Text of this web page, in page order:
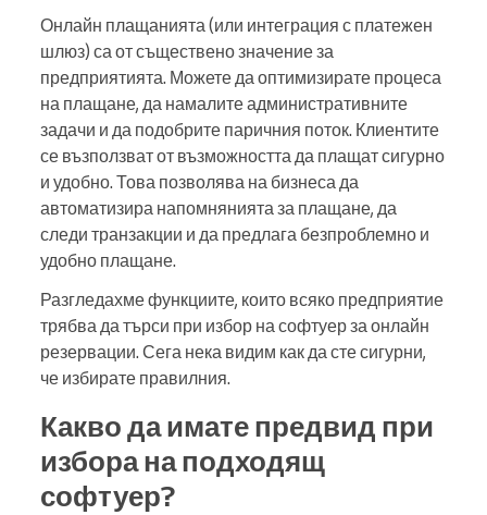
Онлайн плащанията (или интеграция с платежен
шлюз) са от съществено значение за
предприятията. Можете да оптимизирате процеса
на плащане, да намалите административните
задачи и да подобрите паричния поток. Клиентите
се възползват от възможността да плащат сигурно
и удобно. Това позволява на бизнеса да
автоматизира напомнянията за плащане, да
следи транзакции и да предлага безпроблемно и
удобно плащане.
Разгледахме функциите, които всяко предприятие
трябва да търси при избор на софтуер за онлайн
резервации. Сега нека видим как да сте сигурни,
че избирате правилния.
Какво да имате предвид при
избора на подходящ
софтуер?